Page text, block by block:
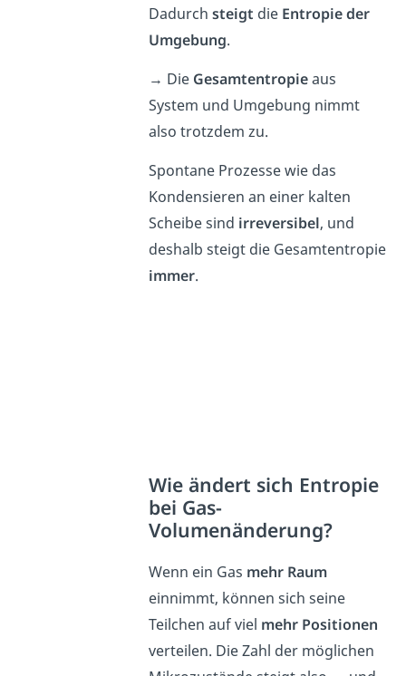
Dadurchsteigt die Entropie der
Umgebung.
→ Die Gesamtentropieaus
System und Umgebung nimmt
also trotzdem zu.
Spontane Prozesse wie das
Kondensieren an einer kalten
Scheibe sind irreversibel, und
deshalb steigt die Gesamtentropie
immer.
Wie ändert sich Entropie
bei Gas-
Volumenänderung?
Wenn ein Gas mehr Raum
einnimmt, können sich seine
Teilchen auf viel mehr Positionen
verteilen. Die Zahl der möglichen